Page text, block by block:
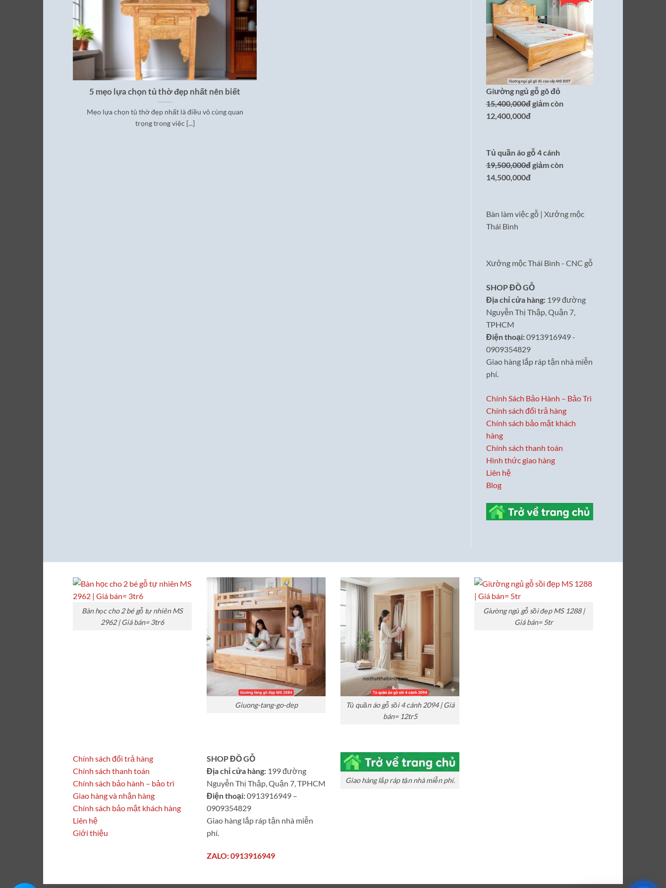
5 mẹo lựa chọn tủ thờ đẹp nhất nên biết
Mẹo lựa chọn tủ thờ đẹp nhất là điều vô cùng quan
trọng trong việc [...]
Giường ngủ gỗ gõ đỏ
15,400,000đgiảm còn
12,400,000đ
Tủ quần áo gỗ 4 cánh
19,500,000đgiảm còn
14,500,000đ
Bàn làm việc gỗ | Xưởng mộc
Thái Bình
Xưởng mộc Thái Bình - CNC gỗ
SHOP ĐỒ GỖ
Địa chỉ cửa hàng:199 đường
Nguyễn Thị Thập, Quận 7,
TPHCM
Điện thoại:0913916949 -
0909354829
Giao hàng lắp ráp tận nhà miễn
phí.
Chính Sách Bảo Hành – Bảo Trì
Chính sách đổi trả hàng
Chính sách bảo mật khách
hàng
Chính sách thanh toán
Hình thức giao hàng
Liên hệ
Blog
Bàn học cho 2 bé gỗ tự nhiên MS
2962 | Giá bán= 3tr6
Giuong-tang-go-dep
Tủ quần áo gỗ sồi 4 cánh 2094 | Giá
bán= 12tr5
Giường ngủ gỗ sồi đẹp MS 1288 |
Giá bán= 5tr
Chính sách đổi trả hàng
Chính sách thanh toán
Chính sách bảo hành – bảo trì
Giao hàng và nhận hàng
Chính sách bảo mật khách hàng
Liên hệ
Giới thiệu
SHOP ĐỒ GỖ
Địa chỉ cửa hàng: 199 đường
Nguyễn Thị Thập, Quận 7, TPHCM
Điện thoại:0913916949 –
0909354829
Giao hàng lắp ráp tận nhà miễn
phí.
ZALO: 0913916949
Giao hàng lắp ráp tận nhà miễn phí.